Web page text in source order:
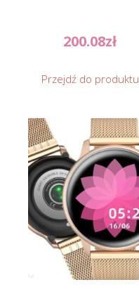
200.08zł
Przejdź do produktu